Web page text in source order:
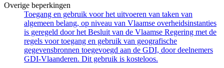
Overige beperkingen
Toegang en gebruik voor het uitvoeren van taken van
algemeen belang, op niveau van Vlaamse overheidsinstanties
is geregeld door het Besluit van de Vlaamse Regering met de
regels voor toegang en gebruik van geografische
gegevensbronnen toegevoegd aan de GDI, door deelnemers
GDI-Vlaanderen. Dit gebruik is kosteloos.